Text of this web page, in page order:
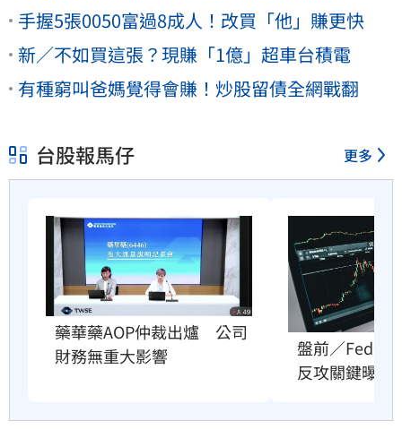
手握5張0050富過8成人！改買「他」賺更快
新／不如買這張？現賺「1億」超車台積電
有種窮叫爸媽覺得會賺！炒股留債全網戰翻
台股報馬仔 更多
藥華藥AOP仲裁出爐　公司
財務無重大影響
盤前／Fed升
反攻關鍵曝光